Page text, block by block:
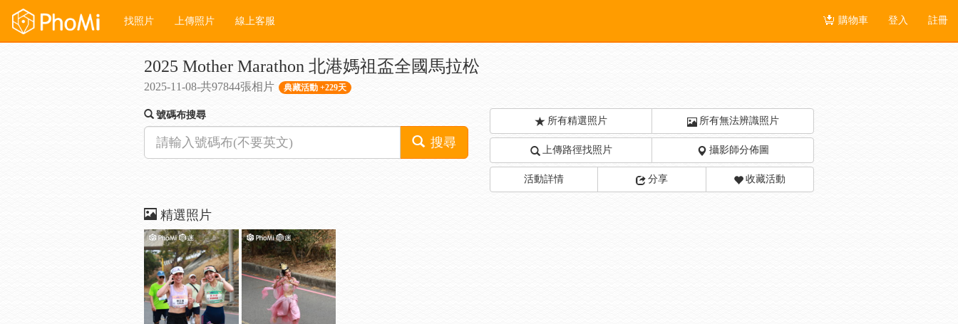
找照片 上傳照片 線上客服 購物車 登入 註冊
2025 Mother Marathon 北港媽祖盃全國馬拉松
2025-11-08-共97844張相片 典藏活動 +229天
號碼布搜尋
搜尋
所有精選照片 所有無法辨識照片
上傳路徑找照片 攝影師分佈圖
活動詳情 分享 收藏活動
精選照片